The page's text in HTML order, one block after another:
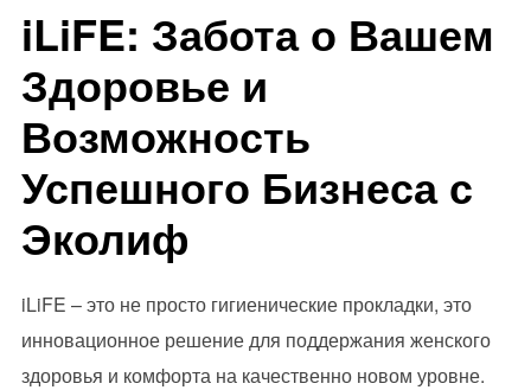
iLiFE: Забота о Вашем
Здоровье и
Возможность
Успешного Бизнеса с
Эколиф
iLiFE – это не просто гигиенические прокладки, это
инновационное решение для поддержания женского
здоровья и комфорта на качественно новом уровне.